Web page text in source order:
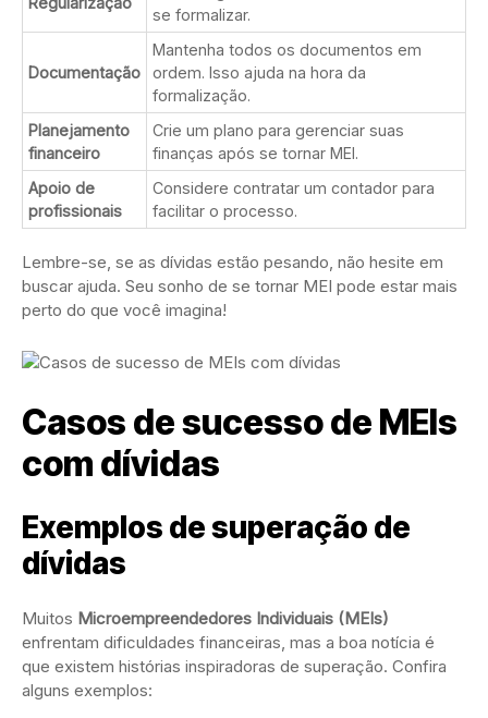
se formalizar.
Documentação
Mantenha todos os documentos em
ordem. Isso ajuda na hora da
formalização.
Planejamento
financeiro
Crie um plano para gerenciar suas
finanças após se tornar MEI.
Apoio de
profissionais
Considere contratar um contador para
facilitar o processo.
Lembre-se, se as dívidas estão pesando, não hesite em
buscar ajuda. Seu sonho de se tornar MEI pode estar mais
perto do que você imagina!
Casos de sucesso de MEIs
com dívidas
Exemplos de superação de
dívidas
Muitos Microempreendedores Individuais (MEIs)
enfrentam dificuldades financeiras, mas a boa notícia é
que existem histórias inspiradoras de superação. Confira
alguns exemplos: